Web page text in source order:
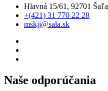
Hlavná 15/61, 92701 Šaľa
+(421) 31 770 22 28
mskjj@sala.sk
Naše odporúčania